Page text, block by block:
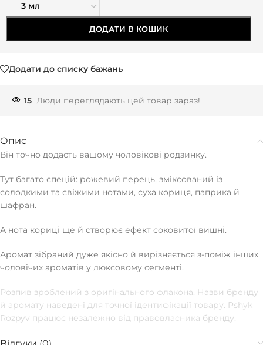
ДОДАТИ В КОШИК
Додати до списку бажань
15 Люди переглядають цей товар зараз!
Опис
Він точно додасть вашому чоловікові родзинку.
Тут багато спецій: рожевий перець, зміксований із
солодкими та свіжими нотами, суха кориця, паприка й
шафран.
А нота кориці ще й створює ефект соковитої вишні.
Аромат зібраний дуже якісно й вирізняється з-поміж інших
чоловічих ароматів у люксовому сегменті.
Розпив зроблений з оригінального флакона. Назви бренду
й аромату наведені для точної ідентифікації товару. Pshyk
Rozpyv працює незалежно від правовласника бренду.